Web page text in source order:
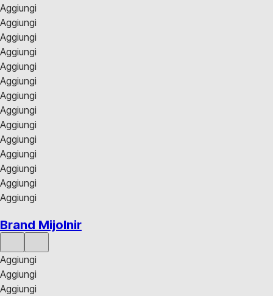
Aggiungi
Aggiungi
Aggiungi
Aggiungi
Aggiungi
Aggiungi
Aggiungi
Aggiungi
Aggiungi
Aggiungi
Aggiungi
Aggiungi
Aggiungi
Aggiungi
Brand Mijolnir
Aggiungi
Aggiungi
Aggiungi